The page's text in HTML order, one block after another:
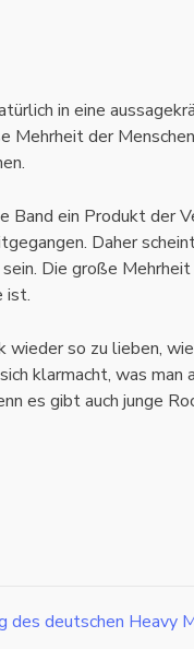
in eine
Mehrheit der
Band ein Produkt der
Daher
Die große
ist.
wieder so zu lieben,
klarmacht, was man
es gibt auch junge
des deutschen Heavy